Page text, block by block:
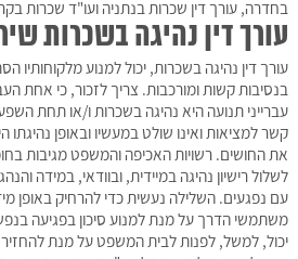
בחדרה, עורך דין שכרות בנתניה ועו"ד שכרות
עורך דין נהיגה בשכרות
עורך דין נהיגה בשכרות, יכול למנוע
בנסיבות קשות ומורכבות. צריך לזכור, כי אחת
עברייני תנועה היא נהיגה בשכרות ו/או תחת
קשר למציאות ואינו שולט במעשיו ובאופן
את החושים. רשויות האכיפה והמשפט מגיבות
לשלול רישיון נהיגה במיידית, ובוודאי, במידה
עם נפגעים. השלילה נעשית כדי להרחיק באופן
משתמשי הדרך על מנת למנוע סיכון בפגיעה
יכול, למשל, לפנות לבית המשפט על מנת להחזיר